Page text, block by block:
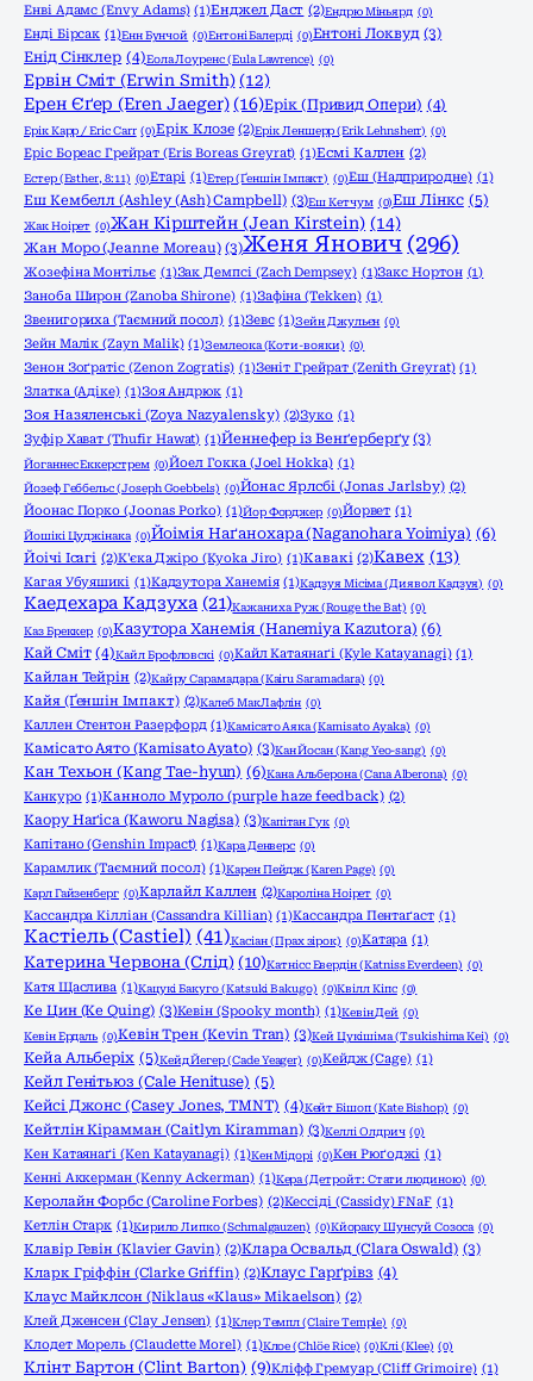
Енві Адамс (Envy Adams) (1)Енджел Даст (2)Ендрю Міньярд (0)
Енді Бірсак (1)Енн Бунчой (0)Ентоні Балерді (0)Ентоні Локвуд (3)
Енід Сінклер (4)Еола Лоуренс (Eula Lawrence) (0)
Ервін Сміт (Erwin Smith) (12)
Ерен Єґер (Eren Jaeger) (16)Ерік (Привид Опери) (4)
Ерік Карр / Eric Carr (0)Ерік Клозе (2)Ерік Леншерр (Erik Lehnsherr) (0)
Еріс Бореас Грейрат (Eris Boreas Greyrat) (1)Есмі Каллен (2)
Естер (Esther, 8:11) (0)Етарі (1)Етер (Ґеншін Імпакт) (0)Еш (Надприродне) (1)
Еш Кембелл (Ashley (Ash) Campbell) (3)Еш Кетчум (0)Еш Лінкс (5)
Жак Ноірет (0)Жан Кірштейн (Jean Kirstein) (14)
Жан Моро (Jeanne Moreau) (3)Женя Янович (296)
Жозефіна Монтільє (1)Зак Демпсі (Zach Dempsey) (1)Закс Нортон (1)
Заноба Широн (Zanoba Shirone) (1)Зафіна (Tekken) (1)
Звенигориха (Таємний посол) (1)Зевс (1)Зейн Джульєн (0)
Зейн Малік (Zayn Malik) (1)Землеока (Коти-вояки) (0)
Зенон Зоґратіс (Zenon Zogratis) (1)Зеніт Грейрат (Zenith Greyrat) (1)
Златка (Адіке) (1)Зоя Андрюк (1)
Зоя Назяленські (Zoya Nazyalensky) (2)Зуко (1)
Зуфір Хават (Thufir Hawat) (1)Йеннефер із Венґерберґу (3)
Йоганнес Еккерстрем (0)Йоел Гокка (Joel Hokka) (1)
Йозеф Геббельс (Joseph Goebbels) (0)Йонас Ярлсбі (Jonas Jarlsby) (2)
Йоонас Порко (Joonas Porko) (1)Йор Форджер (0)Йорвет (1)
Йошікі Цуджінака (0)Йоімія Наґанохара (Naganohara Yoimiya) (6)
Йоічі Ісагі (2)К'єка Джіро (Kyoka Jiro) (1)Кавакі (2)Кавех (13)
Кагая Убуяшикі (1)Кадзутора Ханемія (1)Кадзуя Місіма (Диявол Кадзуя) (0)
Каедехара Кадзуха (21)Кажаниха Руж (Rouge the Bat) (0)
Каз Бреккер (0)Казутора Ханемія (Hanemiya Kazutora) (6)
Кай Сміт (4)Кайл Брофловскі (0)Кайл Катаянаґі (Kyle Katayanagi) (1)
Кайлан Тейрін (2)Кайру Сарамадара (Kairu Saramadara) (0)
Кайя (Ґеншін Імпакт) (2)Калеб МакЛафлін (0)
Каллен Стентон Разерфорд (1)Камісато Аяка (Kamisato Ayaka) (0)
Камісато Аято (Kamisato Ayato) (3)Кан Йосан (Kang Yeo-sang) (0)
Кан Техьон (Kang Tae-hyun) (6)Кана Альберона (Cana Alberona) (0)
Канкуро (1)Канноло Муроло (purple haze feedback) (2)
Каору Наґіса (Kaworu Nagisa) (3)Капітан Гук (0)
Капітано (Genshin Impact) (1)Кара Денверс (0)
Карамлик (Таємний посол) (1)Карен Пейдж (Karen Page) (0)
Карл Гайзенберг (0)Карлайл Каллен (2)Кароліна Ноірет (0)
Кассандра Кілліан (Cassandra Killian) (1)Кассандра Пентаґаст (1)
Кастіель (Castiel) (41)Касіан (Прах зірок) (0)Катара (1)
Катерина Червона (Слід) (10)Катнісс Евердін (Katniss Everdeen) (0)
Катя Щаслива (1)Кацукі Бакуго (Katsuki Bakugo) (0)Квілл Кіпс (0)
Ке Цин (Ke Quing) (3)Кевін (Spooky month) (1)Кевін Дей (0)
Кевін Ердаль (0)Кевін Трен (Kevin Tran) (3)Кей Цукішіма (Tsukishima Kei) (0)
Кейа Альберіх (5)Кейд Йегер (Cade Yeager) (0)Кейдж (Cage) (1)
Кейл Генітьюз (Cale Henituse) (5)
Кейсі Джонс (Casey Jones, TMNT) (4)Кейт Бішоп (Kate Bishop) (0)
Кейтлін Кірамман (Caitlyn Kiramman) (3)Келлі Олдрич (0)
Кен Катаянаґі (Ken Katayanagi) (1)Кен Мідорі (0)Кен Рюґоджі (1)
Кенні Аккерман (Kenny Ackerman) (1)Кера (Детройт: Стати людиною) (0)
Керолайн Форбс (Caroline Forbes) (2)Кессіді (Cassidy) FNaF (1)
Кетлін Старк (1)Кирило Липко (Schmalgauzen) (0)Кйораку Шунсуй Созоса (0)
Клавір Гевін (Klavier Gavin) (2)Клара Освальд (Clara Oswald) (3)
Кларк Гріффін (Clarke Griffin) (2)Клаус Гарґрівз (4)
Клаус Майклсон (Niklaus «Klaus» Mikaelson) (2)
Клей Дженсен (Clay Jensen) (1)Клер Темпл (Claire Temple) (0)
Клодет Морель (Claudette Morel) (1)Клое (Chlöe Rice) (0)Клі (Klee) (0)
Клінт Бартон (Clint Barton) (9)Кліфф Гремуар (Cliff Grimoire) (1)